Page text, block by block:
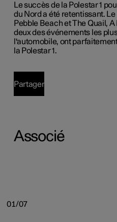
01/07
Le succès de la Polestar 1
du Nord a été retentissant.
Pebble Beach et The Quail,
deux des événements les
l'automobile, ont
la Polestar 1.
Partager
Associé